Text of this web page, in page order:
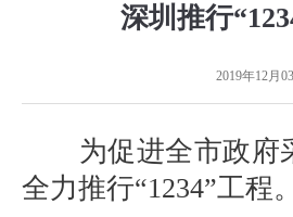
深圳推行
2019年12月
为促进全市政府
全力推行“1234”工程